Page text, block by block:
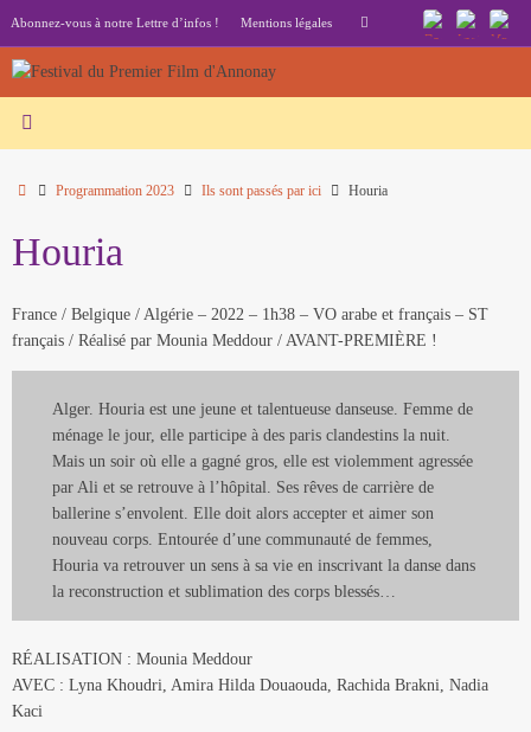
contenu
Abonnez-vous à notre Lettre d’infos ! Mentions légales
Recherche
Rechercher
AccueilProgrammation 2023 Ils sont passés par ici Houria
Houria
France / Belgique / Algérie – 2022 – 1h38 – VO arabe et français – ST
français / Réalisé par Mounia Meddour / AVANT-PREMIÈRE !
Alger. Houria est une jeune et talentueuse danseuse. Femme de
ménage le jour, elle participe à des paris clandestins la nuit.
Mais un soir où elle a gagné gros, elle est violemment agressée
par Ali et se retrouve à l’hôpital. Ses rêves de carrière de
ballerine s’envolent. Elle doit alors accepter et aimer son
nouveau corps. Entourée d’une communauté de femmes,
Houria va retrouver un sens à sa vie en inscrivant la danse dans
la reconstruction et sublimation des corps blessés…
RÉALISATION : Mounia Meddour
AVEC : Lyna Khoudri, Amira Hilda Douaouda, Rachida Brakni, Nadia
Kaci